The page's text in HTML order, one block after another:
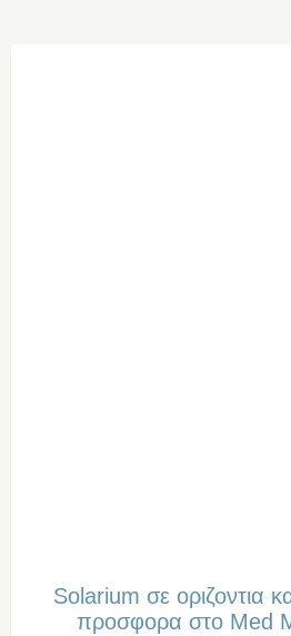
Solarium σε οριζοντια
προσφορα στο Med